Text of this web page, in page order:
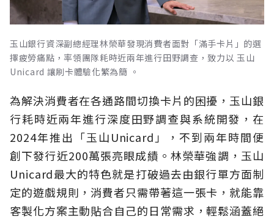
玉山銀行資深副總經理林榮華發現消費者面對「滿手卡片」的選
擇疲勞痛點，率領團隊耗時近兩年進行田野調查，致力以 玉山
Unicard 讓刷卡體驗化繁為簡 。
為解決消費者在各通路間切換卡片的困擾，玉山銀
行耗時近兩年進行深度田野調查與系統開發，在
2024年推出「玉山Unicard」，不到兩年時間便
創下發行近200萬張亮眼成績。林榮華強調，玉山
Unicard最大的特色就是打破過去由銀行單方面制
定的遊戲規則，消費者只需帶著這一張卡，就能靠
客製化方案主動貼合自己的日常需求，輕鬆涵蓋絕